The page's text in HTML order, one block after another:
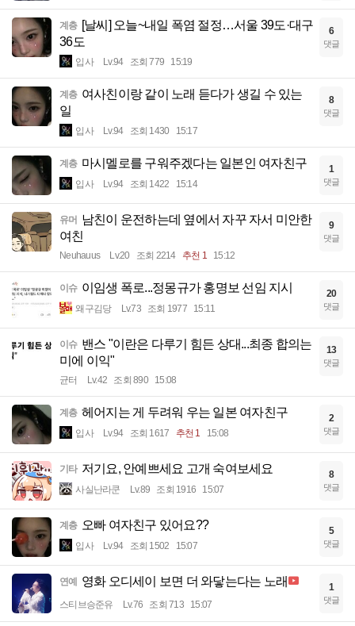
계층 [날씨] 오늘~내일 폭염 절정…서울 39도·대구
36도
입사 Lv.94 조회 779 15:19
6
댓글
계층 여사친이랑 같이 노래 듣다가 생길 수 있는
일
입사 Lv.94 조회 1430 15:17
8
댓글
계층 마시멜로를 구워주겠다는 일본인 여자친구
입사 Lv.94 조회 1422 15:14
1
댓글
유머 남친이 운전하는데 옆에서 자꾸 자서 미안한
여친
Neuhauus Lv.20 조회 2214 추천 1 15:12
9
댓글
이슈 이임생 폭로...정몽규가 홍명보 선임 지시
왜구김당 Lv.73 조회 1977 15:11
20
댓글
이슈 밴스 "이란은 다루기 힘든 상대...최종 합의는
미에 이익"
균터 Lv.42 조회 890 15:08
13
댓글
계층 헤어지는 게 두려워 우는 일본 여자친구
입사 Lv.94 조회 1617 추천 1 15:08
2
댓글
기타 저기요, 안예쁘세요 고개 숙여보세요
사실난라쿤 Lv.89 조회 1916 15:07
8
댓글
계층 오빠 여자친구 있어요??
입사 Lv.94 조회 1502 15:07
5
댓글
연예 영화 오디세이 보면 더 와닿는다는 노래
스티브승준유 Lv.76 조회 713 15:07
1
댓글